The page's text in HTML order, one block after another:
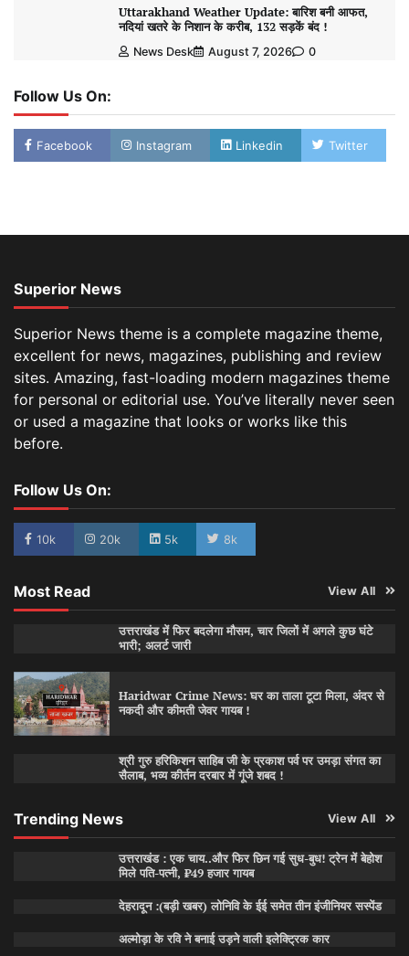
Uttarakhand Weather Update: बारिश बनी आफत,
नदियां खतरे के निशान के करीब, 132 सड़कें बंद !
News Desk August 7, 2026 0
Follow Us On:
Facebook Instagram Linkedin Twitter
Superior News
Superior News theme is a complete magazine theme,
excellent for news, magazines, publishing and review
sites. Amazing, fast-loading modern magazines theme
for personal or editorial use. You’ve literally never seen
or used a magazine that looks or works like this
before.
Follow Us On:
10k 20k 5k 8k
Most Read View All
उत्तराखंड में फिर बदलेगा मौसम, चार जिलों में अगले कुछ घंटे
भारी; अलर्ट जारी
Haridwar Crime News: घर का ताला टूटा मिला, अंदर से
नकदी और कीमती जेवर गायब !
श्री गुरु हरिकिशन साहिब जी के प्रकाश पर्व पर उमड़ा संगत का
सैलाब, भव्य कीर्तन दरबार में गूंजे शबद !
Trending News View All
उत्तराखंड : एक चाय..और फिर छिन गई सुध-बुध! ट्रेन में बेहोश
मिले पति-पत्नी, ₹49 हजार गायब
देहरादून :(बड़ी खबर) लोनिवि के ईई समेत तीन इंजीनियर सस्पेंड
अल्मोड़ा के रवि ने बनाई उड़ने वाली इलेक्ट्रिक कार